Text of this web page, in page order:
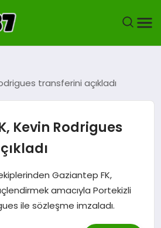
transferini açıkladı
Kevin Rodrigues
Gaziantep FK,
amacıyla Portekizli
ile sözleşme imzaladı.